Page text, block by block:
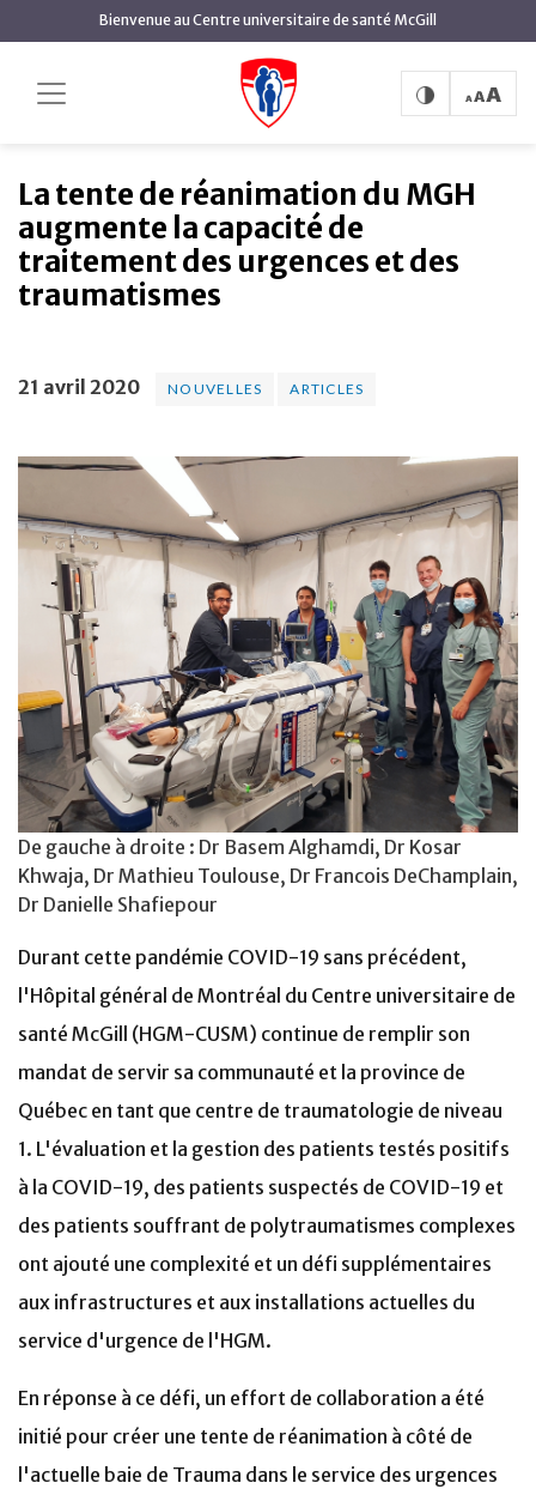
principal
Bienvenue au Centre universitaire de santé McGill
Nouvelles
du MGH augmente la capacité de traitement des
urgences et des traumatismes
La tente de réanimation du MGH
augmente la capacité de
traitement des urgences et des
traumatismes
21 avril 2020 NOUVELLES ARTICLES
De gauche à droite : Dr Basem Alghamdi, Dr Kosar
Khwaja, Dr Mathieu Toulouse, Dr Francois DeChamplain,
Dr Danielle Shafiepour
Durant cette pandémie COVID-19 sans précédent,
l'Hôpital général de Montréal du Centre universitaire de
santé McGill (HGM-CUSM) continue de remplir son
mandat de servir sa communauté et la province de
Québec en tant que centre de traumatologie de niveau
1. L'évaluation et la gestion des patients testés positifs
à la COVID-19, des patients suspectés de COVID-19 et
des patients souffrant de polytraumatismes complexes
ont ajouté une complexité et un défi supplémentaires
aux infrastructures et aux installations actuelles du
service d'urgence de l'HGM.
En réponse à ce défi, un effort de collaboration a été
initié pour créer une tente de réanimation à côté de
l'actuelle baie de Trauma dans le service des urgences